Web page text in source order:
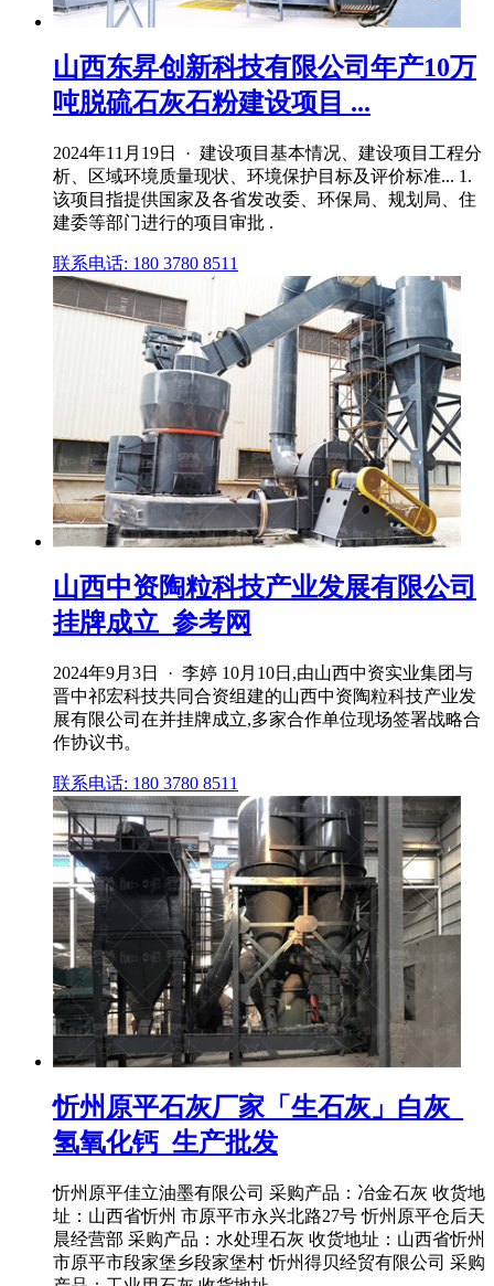
山西东昇创新科技有限公司年产10万
吨脱硫石灰石粉建设项目 ...
2024年11月19日 · 建设项目基本情况、建设项目工程分
析、区域环境质量现状、环境保护目标及评价标准... 1.
该项目指提供国家及各省发改委、环保局、规划局、住
建委等部门进行的项目审批 .
联系电话: 180 3780 8511
山西中资陶粒科技产业发展有限公司
挂牌成立_参考网
2024年9月3日 · 李婷 10月10日,由山西中资实业集团与
晋中祁宏科技共同合资组建的山西中资陶粒科技产业发
展有限公司在并挂牌成立,多家合作单位现场签署战略合
作协议书。
联系电话: 180 3780 8511
忻州原平石灰厂家「生石灰」白灰_
氢氧化钙_生产批发
忻州原平佳立油墨有限公司 采购产品：冶金石灰 收货地
址：山西省忻州 市原平市永兴北路27号 忻州原平仓后天
晨经营部 采购产品：水处理石灰 收货地址：山西省忻州
市原平市段家堡乡段家堡村 忻州得贝经贸有限公司 采购